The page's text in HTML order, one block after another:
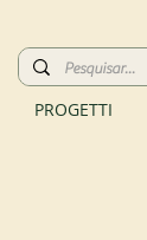
PROGETTI